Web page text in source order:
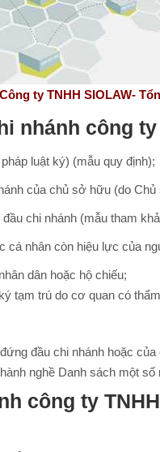
Tổng đài
nhánh công
luật ký) (mẫu quy định);
của chủ sở hữu (do
chi nhánh (mẫu tham
nhân còn hiệu lực của
dân hoặc hộ chiếu;
tạm trú do cơ quan có
đầu chi nhánh hoặc
nghề Danh sách một
công ty TNHH